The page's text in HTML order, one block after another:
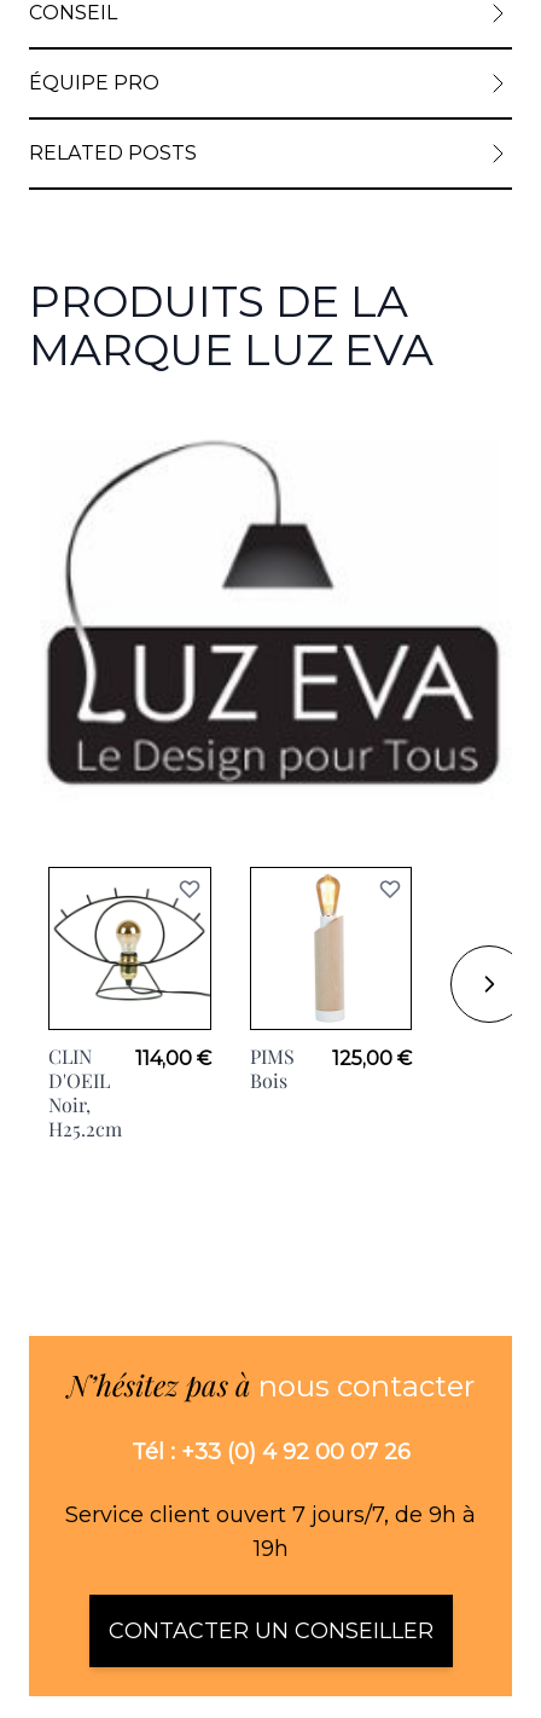
CONSEIL
ÉQUIPE PRO
RELATED POSTS
PRODUITS DE LA
MARQUE LUZ EVA
CLIN
D'OEIL
Noir,
H25.2cm
114,00 €
PIMS
Bois
125,00 €
N’hésitez pas à nous contacter
Tél : +33 (0) 4 92 00 07 26
Service client ouvert 7 jours/7, de 9h à
19h
CONTACTER UN CONSEILLER